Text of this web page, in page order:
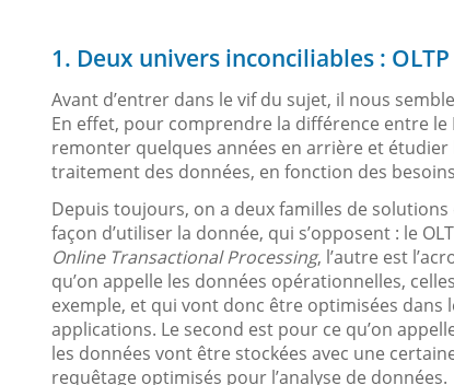
1. Deux univers inconciliables : OLTP
Avant d’entrer dans le vif du sujet, il nous
En effet, pour comprendre la différence entre le
remonter quelques années en arrière et étudier
traitement des données, en fonction des
Depuis toujours, on a deux familles de
façon d’utiliser la donnée, qui s’opposent : le
Online Transactional Processing, l’autre est
qu’on appelle les données opérationnelles,
exemple, et qui vont donc être optimisées
applications. Le second est pour ce qu’on
les données vont être stockées avec une
requêtage optimisés pour l’analyse de données.